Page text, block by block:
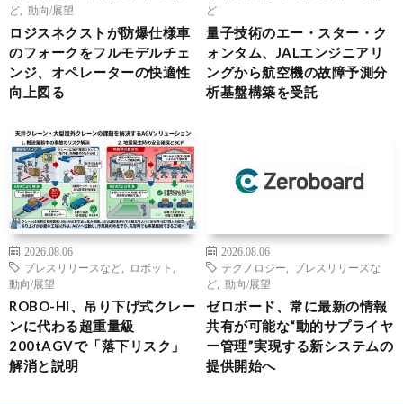
ど
動向/展望
ロジスネクストが防爆仕様車
のフォークをフルモデルチェ
ンジ、オペレーターの快適性
向上図る
ど
量子技術のエー・スター・ク
ォンタム、JALエンジニアリ
ングから航空機の故障予測分
析基盤構築を受託
2026.08.06
プレスリリースなど
ロボット
動向/展望
ROBO-HI、吊り下げ式クレー
ンに代わる超重量級
200tAGVで「落下リスク」
解消と説明
2026.08.06
テクノロジー
プレスリリースな
ど
動向/展望
ゼロボード、常に最新の情報
共有が可能な“動的サプライヤ
ー管理”実現する新システムの
提供開始へ